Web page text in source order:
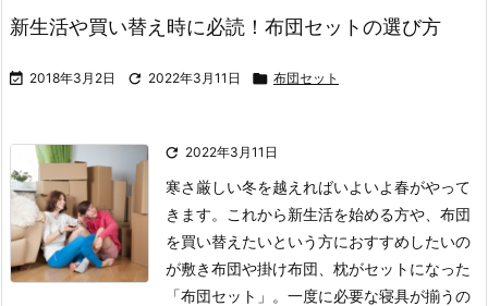
新生活や買い替え時に必読！布団セットの選び方
 2018年3月2日  2022年3月11日  布団セット
 2022年3月11日
寒さ厳しい冬を越えればいよいよ春がやって
きます。
これから新生活を始める方や、布団
を買い替えたいという方におすすめしたいの
が敷き布団や掛け布団、枕がセットになった
「布団セット」。 一度に必要な寝具が揃うの